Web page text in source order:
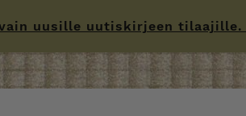
uusille uutiskirjeen